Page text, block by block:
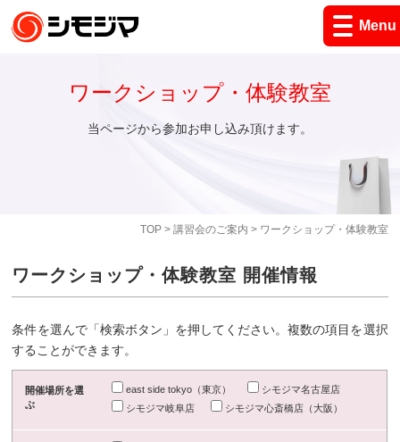
Menu
TOP> 講習会のご案内 > ワークショップ・体験教室
ワークショップ・体験教室
当ページから参加お申し込み頂けます。
ワークショップ・体験教室 開催情報
条件を選んで「検索ボタン」を押してください。複数の項目を選択
することができます。
開催場所を選
ぶ
east side tokyo（東京）
シモジマ名古屋店
シモジマ岐阜店
シモジマ心斎橋店（大阪）